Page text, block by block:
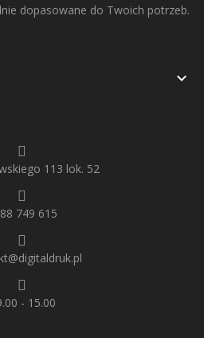
dopasowane do Twoich potrzeb.

113 lok. 52
749 615
- 15.00